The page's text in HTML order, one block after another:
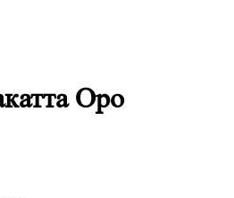
Оро